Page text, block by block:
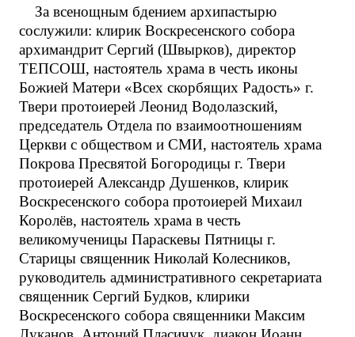
За всенощным бдением архипастырю
сослужили: клирик Воскресенского собора
архимандрит Сергий (Швырков), директор
ТЕПСОШ, настоятель храма в честь иконы
Божией Матери «Всех скорбящих Радость» г.
Твери протоиерей Леонид Водолазский,
председатель Отдела по взаимоотношениям
Церкви с обществом и СМИ, настоятель храма
Покрова Пресвятой Богородицы г. Твери
протоиерей Александр Душенков, клирик
Воскресенского собора протоиерей Михаил
Королёв, настоятель храма в честь
великомученицы Параскевы Пятницы г.
Старицы священник Николай Колесников,
руководитель административного секретариата
священник Сергий Будков, клирики
Воскресенского собора священники Максим